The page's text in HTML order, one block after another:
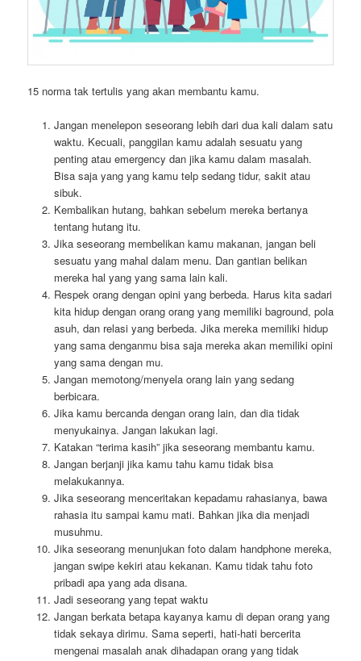
15 norma tak tertulis yang akan membantu kamu.
Jangan menelepon seseorang lebih dari dua kali dalam satu
waktu. Kecuali, panggilan kamu adalah sesuatu yang
penting atau emergency dan jika kamu dalam masalah.
Bisa saja yang yang kamu telp sedang tidur, sakit atau
sibuk.
Kembalikan hutang, bahkan sebelum mereka bertanya
tentang hutang itu.
Jika seseorang membelikan kamu makanan, jangan beli
sesuatu yang mahal dalam menu. Dan gantian belikan
mereka hal yang yang sama lain kali.
Respek orang dengan opini yang berbeda. Harus kita sadari
kita hidup dengan orang orang yang memiliki baground, pola
asuh, dan relasi yang berbeda. Jika mereka memiliki hidup
yang sama denganmu bisa saja mereka akan memiliki opini
yang sama dengan mu.
Jangan memotong/menyela orang lain yang sedang
berbicara.
Jika kamu bercanda dengan orang lain, dan dia tidak
menyukainya. Jangan lakukan lagi.
Katakan “terima kasih” jika seseorang membantu kamu.
Jangan berjanji jika kamu tahu kamu tidak bisa
melakukannya.
Jika seseorang menceritakan kepadamu rahasianya, bawa
rahasia itu sampai kamu mati. Bahkan jika dia menjadi
musuhmu.
Jika seseorang menunjukan foto dalam handphone mereka,
jangan swipe kekiri atau kekanan. Kamu tidak tahu foto
pribadi apa yang ada disana.
Jadi seseorang yang tepat waktu
Jangan berkata betapa kayanya kamu di depan orang yang
tidak sekaya dirimu. Sama seperti, hati-hati bercerita
mengenai masalah anak dihadapan orang yang tidak